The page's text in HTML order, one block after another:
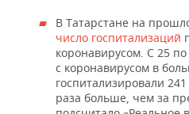
ВОДНЫЕ ВИДЫ СПОРТА
ХОККЕЙ С МЯЧОМ
ОБРАЗОВАНИЕ
ПРОИСШЕСТВИЯ
В Татарстане на
число госпитализаций
коронавирусом. С 25
с коронавирусом в
госпитализировали
раза больше, чем за